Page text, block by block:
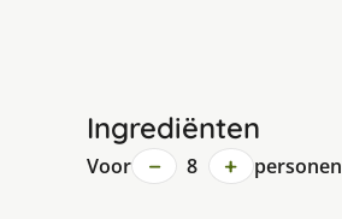
Ingrediënten
Voor − 8 + personen